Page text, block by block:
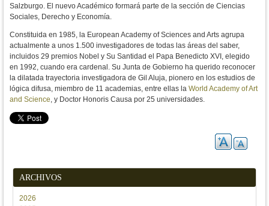
Salzburgo. El nuevo Académico formará parte de la sección de Ciencias
Sociales, Derecho y Economía.
Constituida en 1985, la European Academy of Sciences and Arts agrupa
actualmente a unos 1.500 investigadores de todas las áreas del saber,
incluidos 29 premios Nobel y Su Santidad el Papa Benedicto XVI, elegido
en 1992, cuando era cardenal. Su Junta de Gobierno ha querido reconocer
la dilatada trayectoria investigadora de Gil Aluja, pionero en los estudios de
lógica difusa, miembro de 11 academias, entre ellas la World Academy of Art
and Science, y Doctor Honoris Causa por 25 universidades.
ARCHIVOS
2026